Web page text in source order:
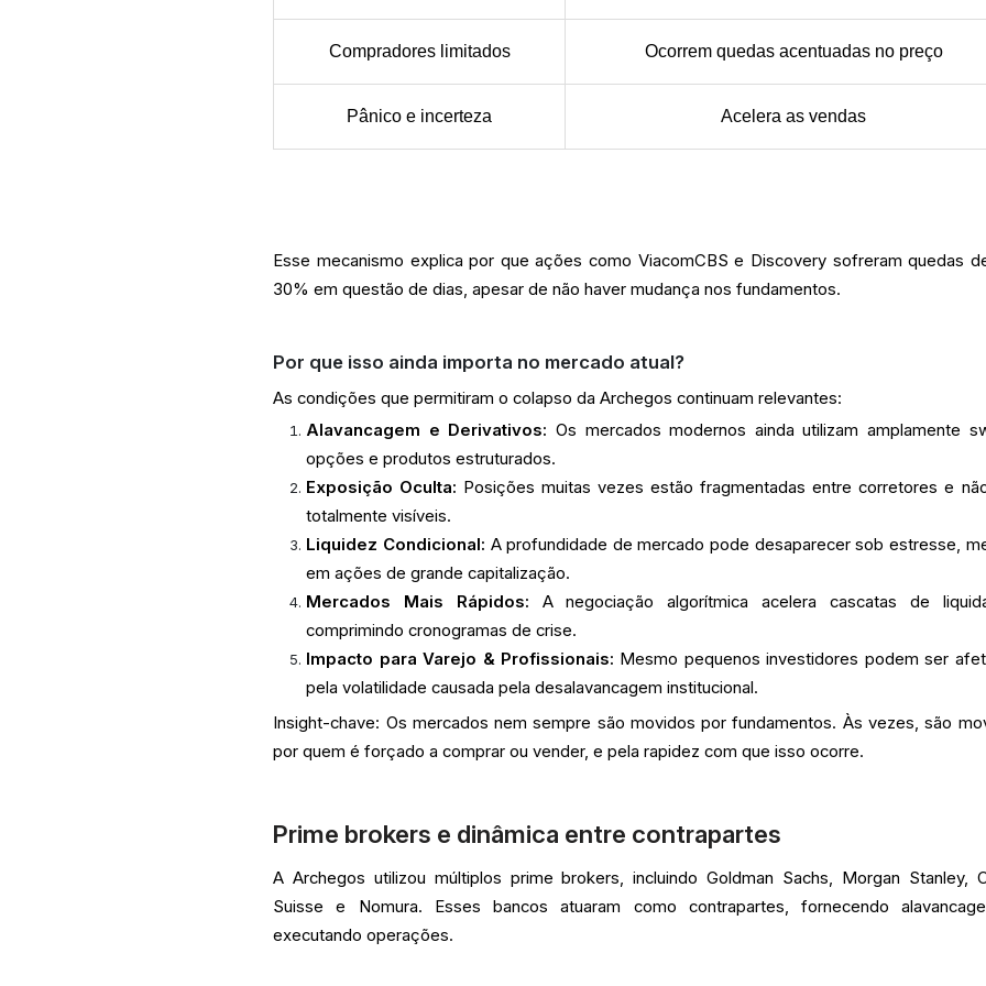
Compradores limitados Ocorrem quedas acentuadas no preço
Pânico e incerteza Acelera as vendas
Esse mecanismo explica por que ações como ViacomCBS e Discovery sofreram quedas
30% em questão de dias, apesar de não haver mudança nos fundamentos.
Por que isso ainda importa no mercado atual?
As condições que permitiram o colapso da Archegos continuam relevantes:
Alavancagem e Derivativos: Os mercados modernos ainda utilizam amplamente
opções e produtos estruturados.
Exposição Oculta: Posições muitas vezes estão fragmentadas entre corretores e
totalmente visíveis.
Liquidez Condicional: A profundidade de mercado pode desaparecer sob estresse,
em ações de grande capitalização.
Mercados Mais Rápidos: A negociação algorítmica acelera cascatas de
comprimindo cronogramas de crise.
Impacto para Varejo & Profissionais: Mesmo pequenos investidores podem ser
pela volatilidade causada pela desalavancagem institucional.
Insight-chave: Os mercados nem sempre são movidos por fundamentos. Às vezes, são
por quem é forçado a comprar ou vender, e pela rapidez com que isso ocorre.
Prime brokers e dinâmica entre contrapartes
A Archegos utilizou múltiplos prime brokers, incluindo Goldman Sachs, Morgan Stanley,
Suisse e Nomura. Esses bancos atuaram como contrapartes, fornecendo
executando operações.